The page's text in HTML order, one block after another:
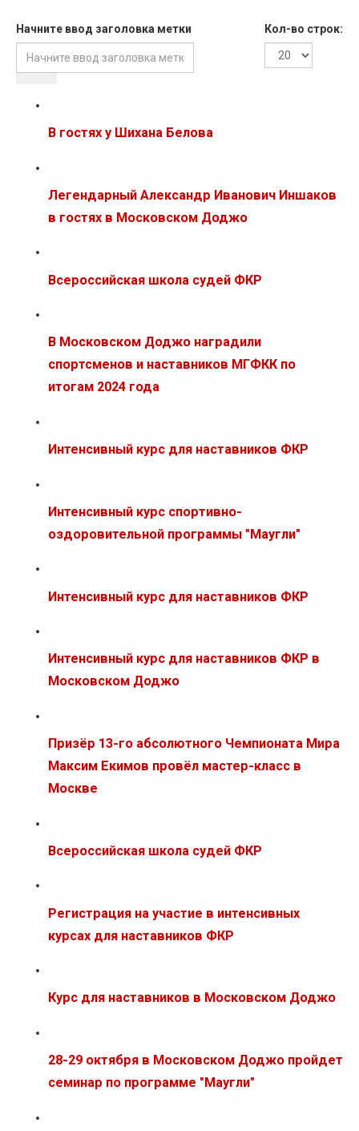
Начните ввод заголовка метки Кол-во строк:
В гостях у Шихана Белова
Легендарный Александр Иванович Иншаков
в гостях в Московском Доджо
Всероссийская школа судей ФКР
В Московском Доджо наградили
спортсменов и наставников МГФКК по
итогам 2024 года
Интенсивный курс для наставников ФКР
Интенсивный курс спортивно-
оздоровительной программы "Маугли"
Интенсивный курс для наставников ФКР
Интенсивный курс для наставников ФКР в
Московском Доджо
Призёр 13-го абсолютного Чемпионата Мира
Максим Екимов провёл мастер-класс в
Москве
Всероссийская школа судей ФКР
Регистрация на участие в интенсивных
курсах для наставников ФКР
Курс для наставников в Московском Доджо
28-29 октября в Московском Доджо пройдет
семинар по программе "Маугли"